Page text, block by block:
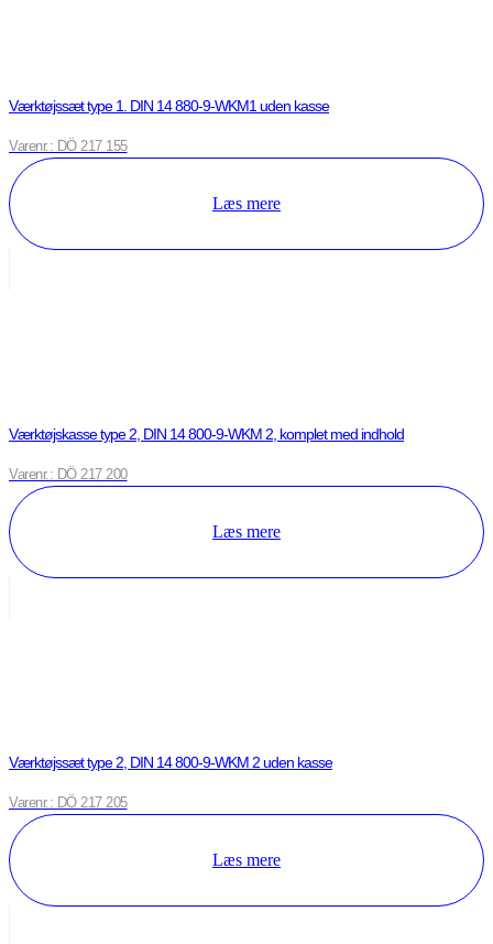
Værktøjssæt type 1. DIN 14 880-9-WKM1 uden kasse
Varenr.: DÖ 217 155
Læs mere
Værktøjskasse type 2, DIN 14 800-9-WKM 2, komplet med indhold
Varenr.: DÖ 217 200
Læs mere
Værktøjssæt type 2, DIN 14 800-9-WKM 2 uden kasse
Varenr.: DÖ 217 205
Læs mere